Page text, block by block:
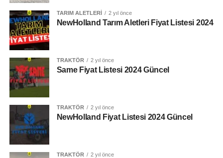
TARIM ALETLERI 2 yıl önce
NewHolland Tarım Aletleri Fiyat Listesi 2024
TRAKTÖR 2 yıl önce
Same Fiyat Listesi 2024 Güncel
TRAKTÖR 2 yıl önce
NewHolland Fiyat Listesi 2024 Güncel
TRAKTÖR 2 yıl önce